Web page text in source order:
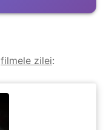
filmele zilei: